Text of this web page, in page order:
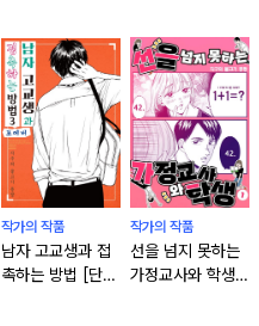
작가의 작품
남자 고교생과 접
촉하는 방법 [단행
작가의 작품
선을 넘지 못하는
가정교사와 학생